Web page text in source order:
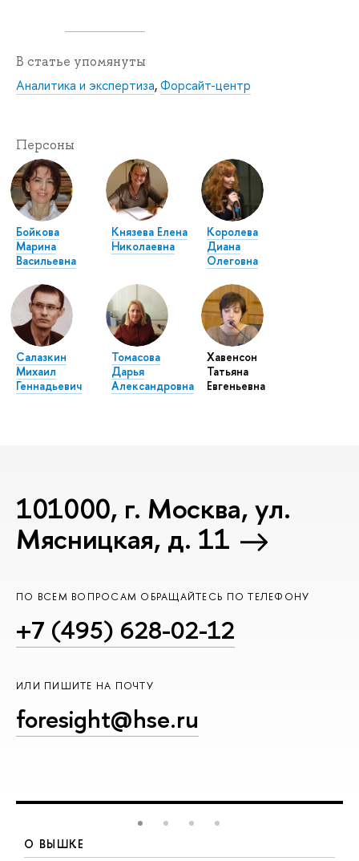
В статье упомянуты
Аналитика и экспертиза,Форсайт-центр
Персоны
Бойкова
Марина
Васильевна
Князева Елена
Николаевна
Королева
Диана
Олеговна
Салазкин
Михаил
Геннадьевич
Томасова
Дарья
Александровна
Хавенсон
Татьяна
Евгеньевна
101000, г. Москва, ул.
Мясницкая, д. 11
ПО ВСЕМ ВОПРОСАМ ОБРАЩАЙТЕСЬ ПО ТЕЛЕФОНУ
+7 (495) 628-02-12
ИЛИ ПИШИТЕ НА ПОЧТУ
foresight@hse.ru
О ВЫШКЕ